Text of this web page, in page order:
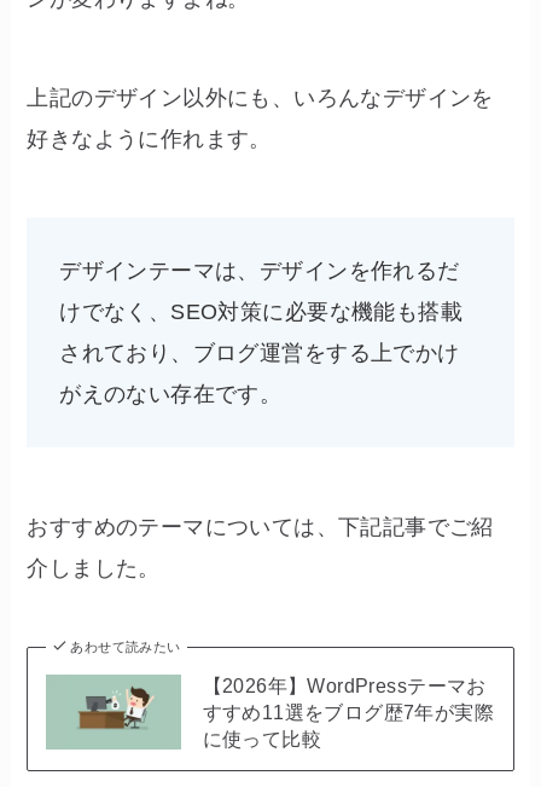
上記のデザイン以外にも、いろんなデザインを
好きなように作れます。
デザインテーマは、デザインを作れるだ
けでなく、SEO対策に必要な機能も搭載
されており、ブログ運営をする上でかけ
がえのない存在です。
おすすめのテーマについては、下記記事でご紹
介しました。
あわせて読みたい
【2026年】WordPressテーマお
すすめ11選をブログ歴7年が実際
に使って比較